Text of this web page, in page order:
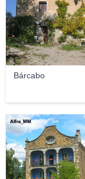
Bárcabo
Alfre_MM